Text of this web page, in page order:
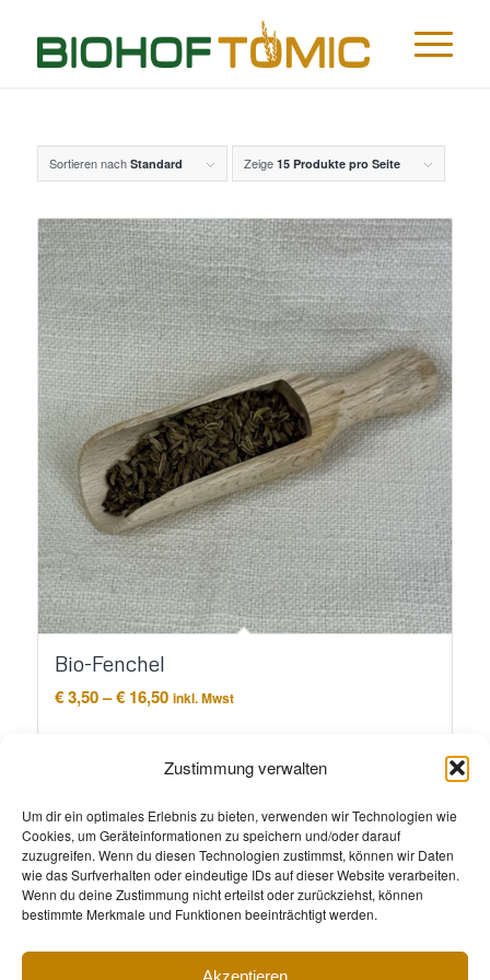
Zustimmung verwalten
Um dir ein optimales Erlebnis zu bieten, verwenden wir Technologien wie
Cookies, um Geräteinformationen zu speichern und/oder darauf
zuzugreifen. Wenn du diesen Technologien zustimmst, können wir Daten
wie das Surfverhalten oder eindeutige IDs auf dieser Website verarbeiten.
Wenn du deine Zustimmung nicht erteilst oder zurückziehst, können
bestimmte Merkmale und Funktionen beeinträchtigt werden.
Akzeptieren
Sortieren nach Standard Zeige 15 Produkte pro Seite
Bio-Fenchel
€3,50–€16,50Preisspanne:
€ 16,50
inkl. Mwst